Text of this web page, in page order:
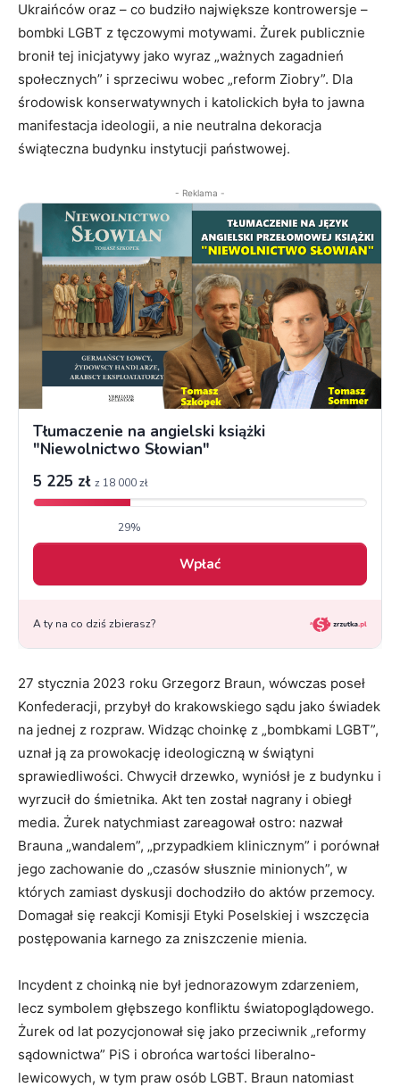
Ukraińców oraz – co budziło największe kontrowersje –
bombki LGBT z tęczowymi motywami. Żurek publicznie
bronił tej inicjatywy jako wyraz „ważnych zagadnień
społecznych” i sprzeciwu wobec „reform Ziobry”. Dla
środowisk konserwatywnych i katolickich była to jawna
manifestacja ideologii, a nie neutralna dekoracja
świąteczna budynku instytucji państwowej.
- Reklama -
27 stycznia 2023 roku Grzegorz Braun, wówczas poseł
Konfederacji, przybył do krakowskiego sądu jako świadek
na jednej z rozpraw. Widząc choinkę z „bombkami LGBT”,
uznał ją za prowokację ideologiczną w świątyni
sprawiedliwości. Chwycił drzewko, wyniósł je z budynku i
wyrzucił do śmietnika. Akt ten został nagrany i obiegł
media. Żurek natychmiast zareagował ostro: nazwał
Brauna „wandalem”, „przypadkiem klinicznym” i porównał
jego zachowanie do „czasów słusznie minionych”, w
których zamiast dyskusji dochodziło do aktów przemocy.
Domagał się reakcji Komisji Etyki Poselskiej i wszczęcia
postępowania karnego za zniszczenie mienia.
Incydent z choinką nie był jednorazowym zdarzeniem,
lecz symbolem głębszego konfliktu światopoglądowego.
Żurek od lat pozycjonował się jako przeciwnik „reformy
sądownictwa” PiS i obrońca wartości liberalno-
lewicowych, w tym praw osób LGBT. Braun natomiast